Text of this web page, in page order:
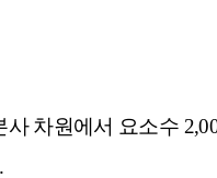
차원에서 요소수